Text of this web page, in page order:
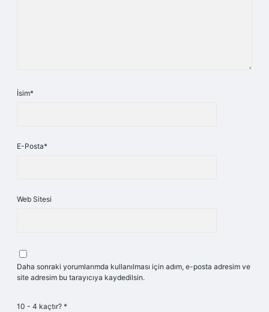
İsim*
E-Posta*
Web Sitesi
Daha sonraki yorumlarımda kullanılması için adım, e-posta adresim ve
site adresim bu tarayıcıya kaydedilsin.
10 - 4 kaçtır? *